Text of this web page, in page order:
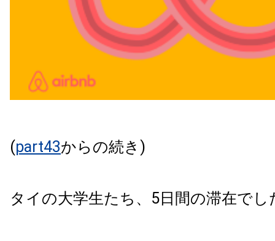
(part43からの続き)
タイの大学生たち、5日間の滞在でし